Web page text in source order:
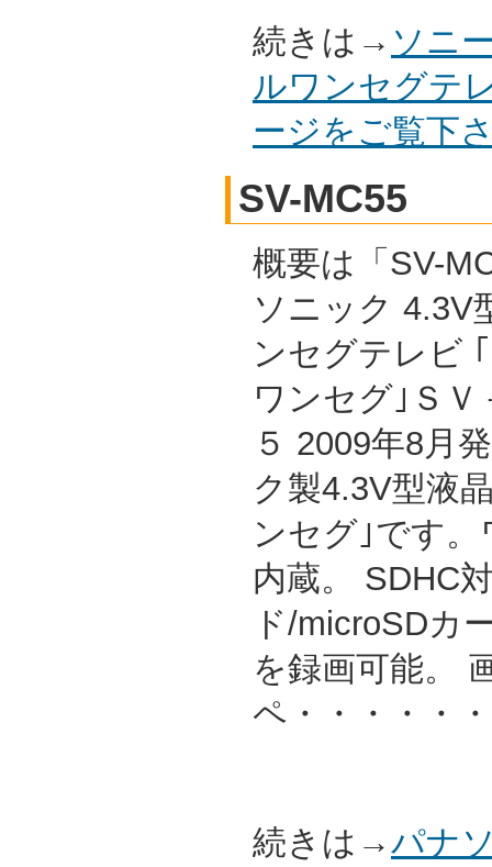
続きは→ ソニ
ルワンセグテ
ージをご覧下
SV-MC55
概要は「SV-
ソニック 4.3V
ンセグテレビ
ワンセグ｣ＳＶ
５ 2009年8月
ク製4.3V型液
ンセグ｣です
内蔵。 SDHC
ド/microSDカ
を録画可能。
ペ・・・・・
続きは→パナ